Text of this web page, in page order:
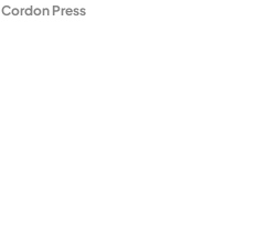
Cordon Press